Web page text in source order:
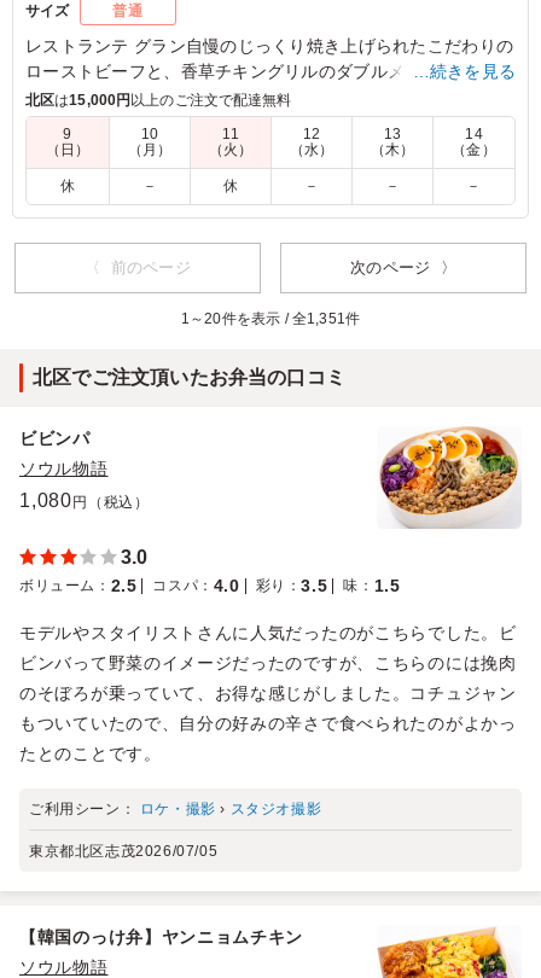
サイズ 普通
レストランテ グラン自慢のじっくり焼き上げられたこだわりの
ローストビーフと、香草チキングリルのダブルメイン。厳選さ
れた12種類の副菜も魅力のお弁当です。
5.0
自家製ローストビーフと香り豊かな若鶏のハーブ焼きの組
み合わせは豪華で、女性陣に大人気でした。 彩り豊かな
品な味付けで美味しかったのですが、ローストビーフの味
が上がり嬉しいです。
東京都渋谷区恵比寿 2026/07/27
…続きを見る
北区は15,000円以上のご注文で配達無料
9
（日）
10
（月）
11
（火）
12
（水）
13
（木）
14
（金）
休 － 休 － － －
〈 前のページ 次のページ 〉
1～20件を表示 / 全1,351件
北区でご注文頂いたお弁当の口コミ
ビビンパ
ソウル物語
1,080円（税込）
3.0
ボリューム ： 2.5 コスパ ： 4.0 彩り ：3.5 味 ： 1.5
モデルやスタイリストさんに人気だったのがこちらでした。ビ
ビンバって野菜のイメージだったのですが、こちらのには挽肉
のそぼろが乗っていて、お得な感じがしました。コチュジャン
もついていたので、自分の好みの辛さで食べられたのがよかっ
たとのことです。
ご利用シーン： ロケ・撮影 › スタジオ撮影
東京都北区志茂2026/07/05
【韓国のっけ弁】ヤンニョムチキン
ソウル物語